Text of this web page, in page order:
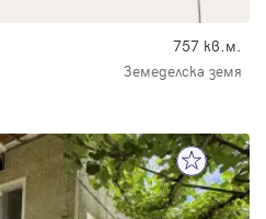
757 кв.м.
Земеделска земя